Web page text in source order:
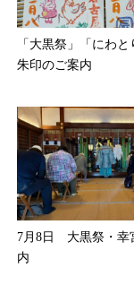
「大黒祭」「にわ
朱印のご案内
7月8日 大黒祭・幸
内